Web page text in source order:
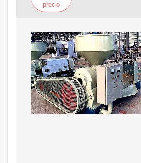
precio